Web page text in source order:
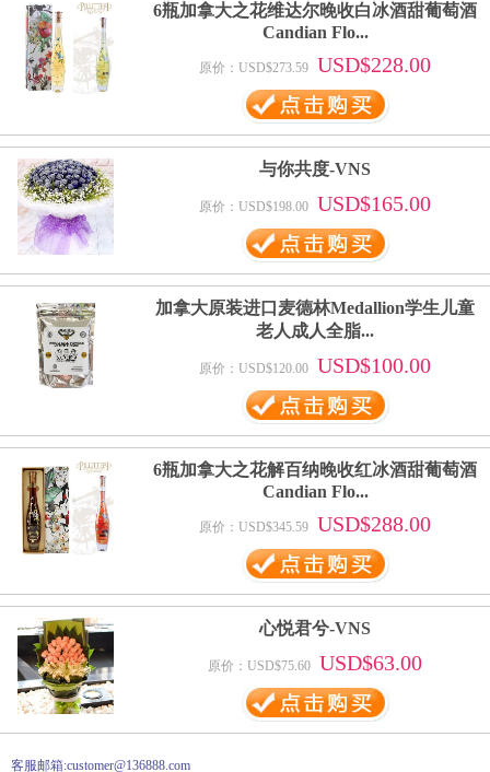
6瓶加拿大之花维达尔晚收白冰酒甜葡萄酒
Candian Flo...
原价：USD$273.59 USD$228.00
与你共度-VNS
原价：USD$198.00 USD$165.00
加拿大原装进口麦德林Medallion学生儿童
老人成人全脂...
原价：USD$120.00 USD$100.00
6瓶加拿大之花解百纳晚收红冰酒甜葡萄酒
Candian Flo...
原价：USD$345.59 USD$288.00
心悦君兮-VNS
原价：USD$75.60 USD$63.00
客服邮箱:customer@136888.com